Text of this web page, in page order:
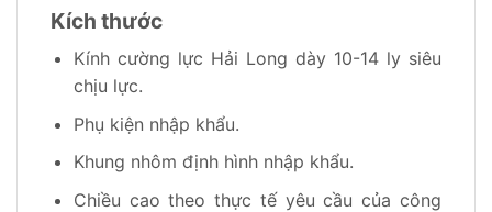
Kích thước
Kính cường lực Hải Long dày 10-14 ly siêu
chịu lực.
Phụ kiện nhập khẩu.
Khung nhôm định hình nhập khẩu.
Chiều cao theo thực tế yêu cầu của công